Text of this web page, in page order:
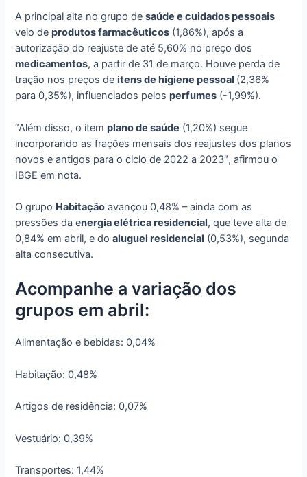
A principal alta no grupo desaúde e cuidados pessoais
veio deprodutos farmacêuticos (1,86%), após a
autorização do reajuste de até 5,60% no preço dos
medicamentos, a partir de 31 de março. Houve perda de
tração nos preços deitens de higiene pessoal (2,36%
para 0,35%), influenciados pelosperfumes (-1,99%).
“Além disso, o itemplano de saúde (1,20%) segue
incorporando as frações mensais dos reajustes dos planos
novos e antigos para o ciclo de 2022 a 2023″, afirmou o
IBGE em nota.
O grupo Habitação avançou 0,48% – ainda com as
pressões da energia elétrica residencial, que teve alta de
0,84% em abril, e doaluguel residencial (0,53%), segunda
alta consecutiva.
Acompanhe a variação dos
grupos em abril:
Alimentação e bebidas: 0,04%
Habitação: 0,48%
Artigos de residência: 0,07%
Vestuário: 0,39%
Transportes: 1,44%